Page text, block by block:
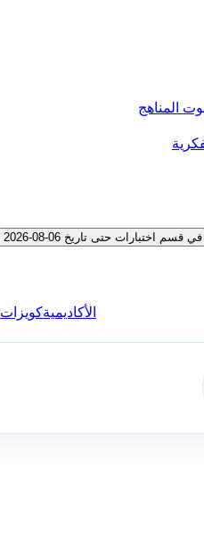
المناهج
حتى تاريخ 06-08-2026
الأكاديميةكويزات